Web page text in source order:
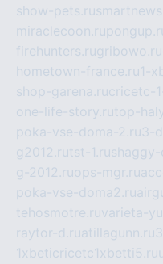
show-pets.ru
miraclecoon.ru
firehunters.rugribowo.ru
hometown-france.ru1-
shop-garena.rucricetc-
one-life-story.rutop-
poka-vse-doma-2.ru3-
g2012.rutst-1.ru
g-2012.ruops-mgr.ru
poka-vse-doma2.ru
tehosmotre.ruvarieta-
raytor-d.ruatillagunn.ru
1xbeticricetc1xbetti5.ru